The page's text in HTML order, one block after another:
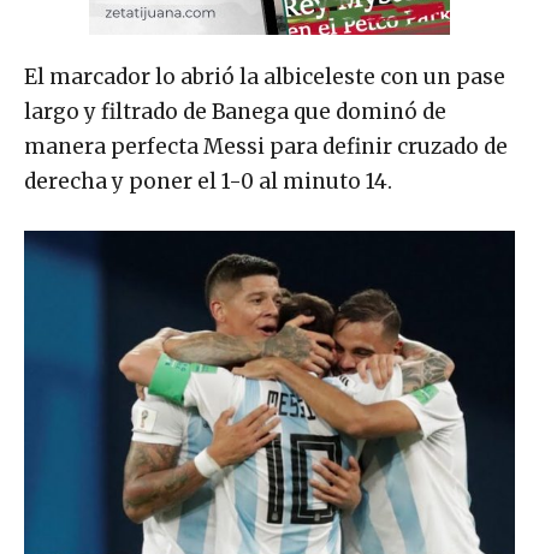
El marcador lo abrió la albiceleste con un pase
largo y filtrado de Banega que dominó de
manera perfecta Messi para definir cruzado de
derecha y poner el 1-0 al minuto 14.